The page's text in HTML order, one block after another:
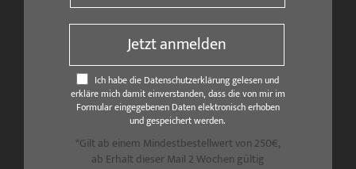
Jetzt anmelden
Ich habe die Datenschutzerklärung gelesen und
erkläre mich damit einverstanden, dass die von mir im
Formular eingegebenen Daten elektronisch erhoben
und gespeichert werden.
*Gilt ab einem Mindestbestellwert von 250€,
ab Erhalt dieser Mail 2 Wochen gültig